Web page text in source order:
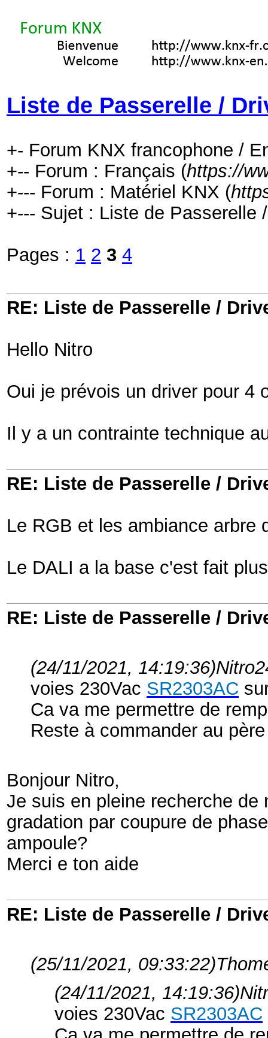
Liste de Passerelle /
+- Forum KNX francophone /
+-- Forum : Français (https://
+--- Forum : Matériel KNX (
+--- Sujet : Liste de Passerelle
Pages : 1 2 3 4
RE: Liste de Passerelle /
Hello Nitro
Oui je prévois un driver pour 4
Il y a un contrainte technique
RE: Liste de Passerelle /
Le RGB et les ambiance arbre
Le DALI a la base c'est fait
RE: Liste de Passerelle /
(24/11/2021, 14:19:36)
voies 230Vac SR2303AC
Ca va me permettre de
Reste à commander au
Bonjour Nitro,
Je suis en pleine recherche
gradation par coupure de
ampoule?
Merci e ton aide
RE: Liste de Passerelle /
(25/11/2021, 09:33:22)
(24/11/2021, 14:19:36)
voies 230Vac SR2303AC